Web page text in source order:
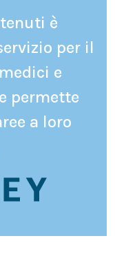
è
per il
e
permette
a loro